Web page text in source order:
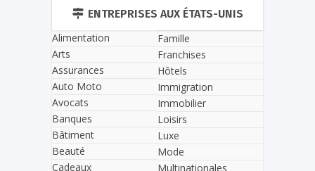
ENTREPRISES AUX ÉTATS-UNIS
Alimentation
Arts
Assurances
Auto Moto
Avocats
Banques
Bâtiment
Beauté
Cadeaux
Famille
Franchises
Hôtels
Immigration
Immobilier
Loisirs
Luxe
Mode
Multinationales